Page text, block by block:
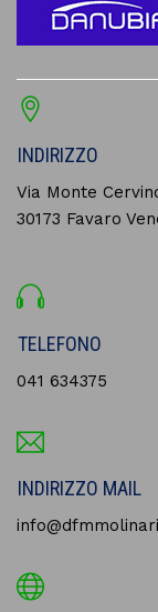
INDIRIZZO
Via Monte
30173 Favaro
TELEFONO
041 634375
INDIRIZZO MAIL